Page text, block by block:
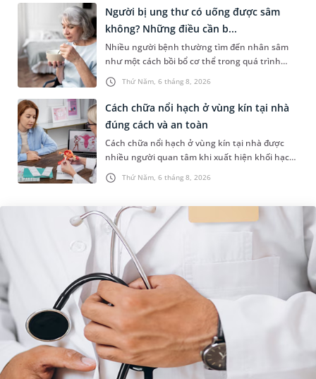
Thứ Năm, 6 tháng 8, 2026
Người bị ung thư có uống được sâm
không? Những điều cần b...
Nhiều người bệnh thường tìm đến nhân sâm
như một cách bồi bổ cơ thể trong quá trình
điều trị ung thư. Tuy nhiên, câu hỏi người bị
ung thư có uống được sâm kh...
Thứ Năm, 6 tháng 8, 2026
Cách chữa nổi hạch ở vùng kín tại nhà
đúng cách và an toàn
Cách chữa nổi hạch ở vùng kín tại nhà được
nhiều người quan tâm khi xuất hiện khối hạch
nhỏ ở vùng bẹn hoặc cơ quan sinh dục. Nếu
hạch mới xuất hiện, kích th...